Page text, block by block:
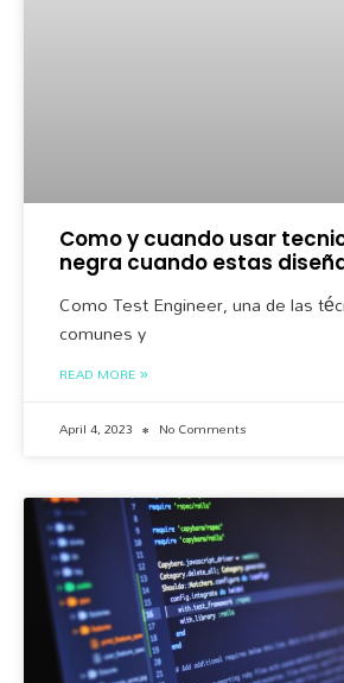
Como y cuando usar
negra cuando estas
Como Test Engineer, una de las
comunes y
READ MORE »
April 4, 2023 No Comments